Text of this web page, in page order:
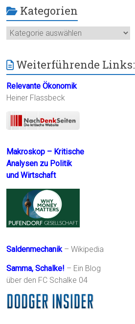
Kategorien
Kategorien
Weiterführende Links:
Relevante Ökonomik
Heiner Flassbeck
Makroskop – Kritische
Analysen zu Politik
und Wirtschaft
Saldenmechanik– Wikipedia
Samma, Schalke! – Ein Blog
über den FC Schalke 04